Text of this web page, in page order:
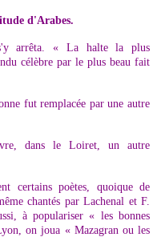
d'Arabes.
arrêta. « La halte la plus
célèbre par le plus beau fait
fut remplacée par une autre
dans le Loiret, un autre
certains poètes, quoique de
chantés par Lachenal et F.
à populariser « les bonnes
on joua « Mazagran ou les